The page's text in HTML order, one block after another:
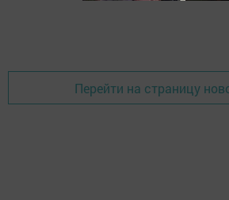
Перейти на страницу